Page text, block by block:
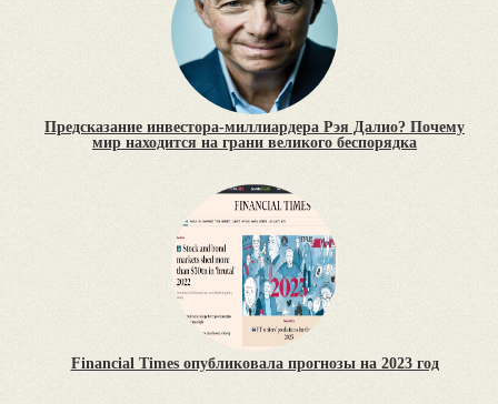
Предсказание инвестора-миллиардера Рэя Далио? Почему
мир находится на грани великого беспорядка
Financial Times опубликовала прогнозы на 2023 год